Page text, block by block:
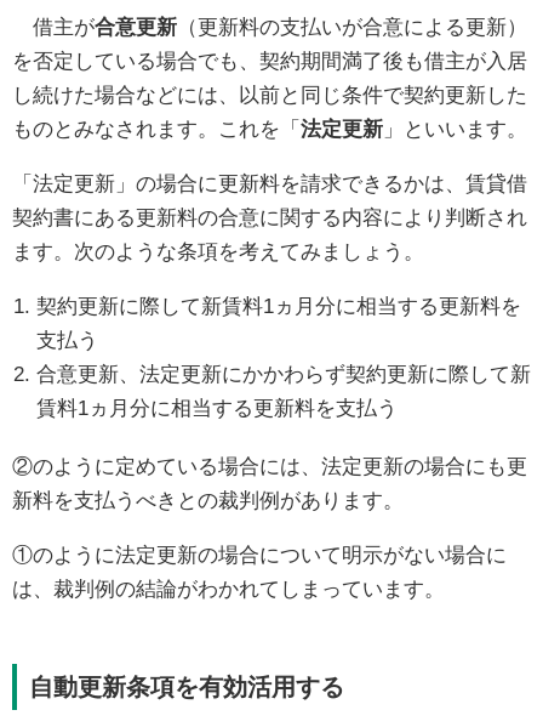
借主が合意更新 （更新料の支払いが合意による更新）
を否定している場合でも、契約期間満了後も借主が入居
し続けた場合などには、以前と同じ条件で契約更新した
ものとみなされます。これを「 法定更新 」といいます。
「法定更新」の場合に更新料を請求できるかは、賃貸借
契約書にある更新料の合意に関する内容により判断され
ます。次のような条項を考えてみましょう。
契約更新に際して新賃料1ヵ月分に相当する更新料を
支払う
合意更新、法定更新にかかわらず契約更新に際して新
賃料1ヵ月分に相当する更新料を支払う
②のように定めている場合には、法定更新の場合にも更
新料を支払うべきとの裁判例があります。
①のように法定更新の場合について明示がない場合に
は、裁判例の結論がわかれてしまっています。
自動更新条項を有効活用する